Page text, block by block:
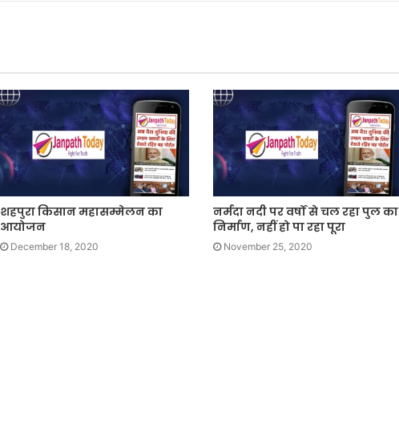
शहपुरा किसान महासम्मेलन का
आयोजन
December 18, 2020
नर्मदा नदी पर वर्षों से चल रहा पुल का
निर्माण, नहीं हो पा रहा पूरा
November 25, 2020